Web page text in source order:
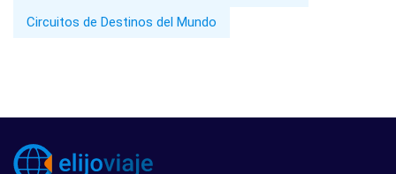
Circuitos de Destinos del Mundo